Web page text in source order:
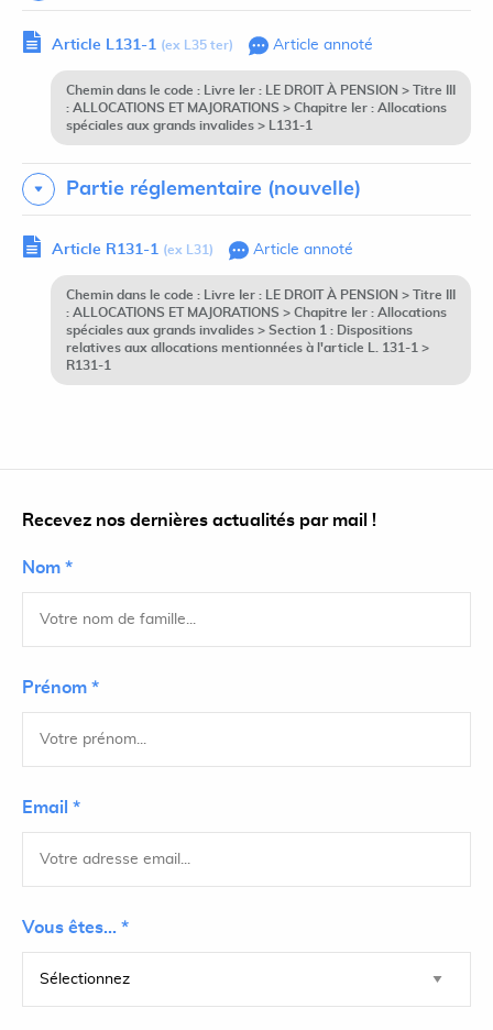
Article L131-1 (ex L35 ter) Article annoté
Chemin dans le code : Livre Ier : LE DROIT À PENSION > Titre III
: ALLOCATIONS ET MAJORATIONS > Chapitre Ier : Allocations
spéciales aux grands invalides > L131-1
Partie réglementaire (nouvelle)
Article R131-1 (ex L31) Article annoté
Chemin dans le code : Livre Ier : LE DROIT À PENSION > Titre III
: ALLOCATIONS ET MAJORATIONS > Chapitre Ier : Allocations
spéciales aux grands invalides > Section 1 : Dispositions
relatives aux allocations mentionnées à l'article L. 131-1 >
R131-1
Recevez nos dernières actualités par mail !
Nom *
Prénom *
Email *
Vous êtes... *